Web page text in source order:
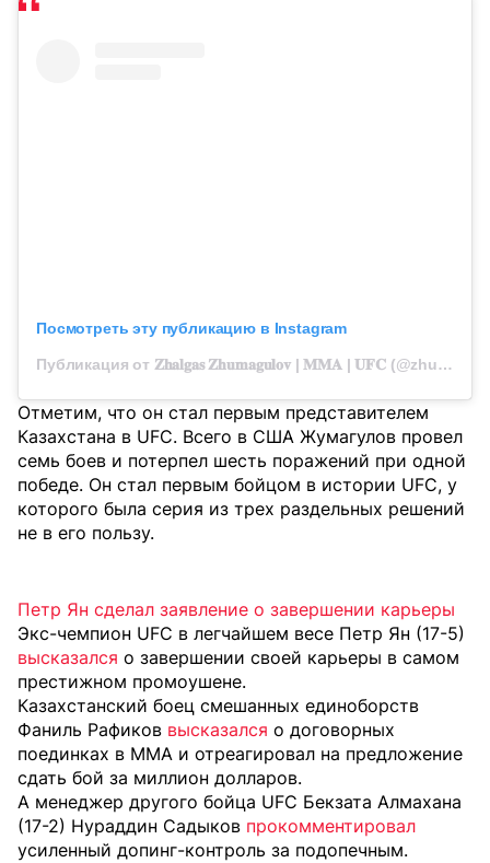
Посмотреть эту публикацию в Instagram
Публикация от 𝐙𝐡𝐚𝐥𝐠𝐚𝐬 𝐙𝐡𝐮𝐦𝐚𝐠𝐮𝐥𝐨𝐯 | 𝐌𝐌𝐀 | 𝐔𝐅𝐂 (@zhumagulov_zhalgas)
Отметим, что он стал первым представителем
Казахстана в UFC. Всего в США Жумагулов провел
семь боев и потерпел шесть поражений при одной
победе. Он стал первым бойцом в истории UFC, у
которого была серия из трех раздельных решений
не в его пользу.
Петр Ян сделал заявление о завершении карьеры
Экс-чемпион UFC в легчайшем весе Петр Ян (17-5)
высказался о завершении своей карьеры в самом
престижном промоушене.
Казахстанский боец смешанных единоборств
Фаниль Рафиков высказался о договорных
поединках в ММА и отреагировал на предложение
сдать бой за миллион долларов.
А менеджер другого бойца UFC Бекзата Алмахана
(17-2) Нураддин Садыков прокомментировал
усиленный допинг-контроль за подопечным.